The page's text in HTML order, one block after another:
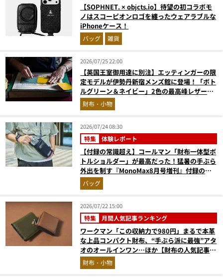
【SOPHNET. × objcts.io】待望の初コラボモ
ノはスコーピオンロゴを纏ったウェアラブルな
iPhoneケース！
バッグ 雑貨
2026/07/25 22:00
【英国王室御用達に別注】エッティンガーの限
定モデルが伊勢丹新宿メンズ館に登場！「ボト
ルグリーン＆ネイビー」2色の最高峰レザーグ
ッズに注目
財布・小物
2026/07/24 08:30
特集 体験レポート
【付録の常識超え】コールマン「財布一体型ボ
トルショルダー」が最高だった！猛暑の手ぶら
外出を制す『MonoMax8月号増刊』付録の実
力をスタイリストが徹底レポ
バッグ
2026/07/22 15:00
特集 月間人気記事ランキング
ワークマン「この収納力で980円」まるで本革
な上品コンパクト財布、“手ぶら派に最強”アタ
オのオールインワン…ほか【財布の人気記事ラ
ンキングベスト3】（2026年6月版）
財布・小物